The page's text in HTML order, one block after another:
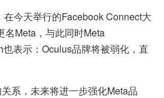
今天举行的Facebook Connect大
名Meta，与此同时Meta
也表示：Oculus品牌将被弱化，直
系，未来将进一步强化Meta品